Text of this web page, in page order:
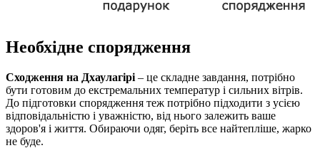
Необхідне спорядження
Сходження на Дхаулагірі – це складне завдання, потрібно
бути готовим до екстремальних температур і сильних вітрів.
До підготовки спорядження теж потрібно підходити з усією
відповідальністю і уважністю, від нього залежить ваше
здоров'я і життя. Обираючи одяг, беріть все найтепліше, жарко
не буде.